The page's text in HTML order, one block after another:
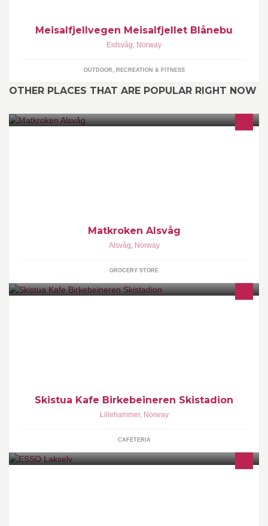
Meisalfjellvegen Meisalfjellet Blånebu
Eidsvåg, Norway
OUTDOOR, RECREATION & FITNESS
OTHER PLACES THAT ARE POPULAR RIGHT NOW
Matkroken Alsvåg
Alsvåg, Norway
GROCERY STORE
Skistua Kafe Birkebeineren Skistadion
Lillehammer, Norway
CAFETERIA